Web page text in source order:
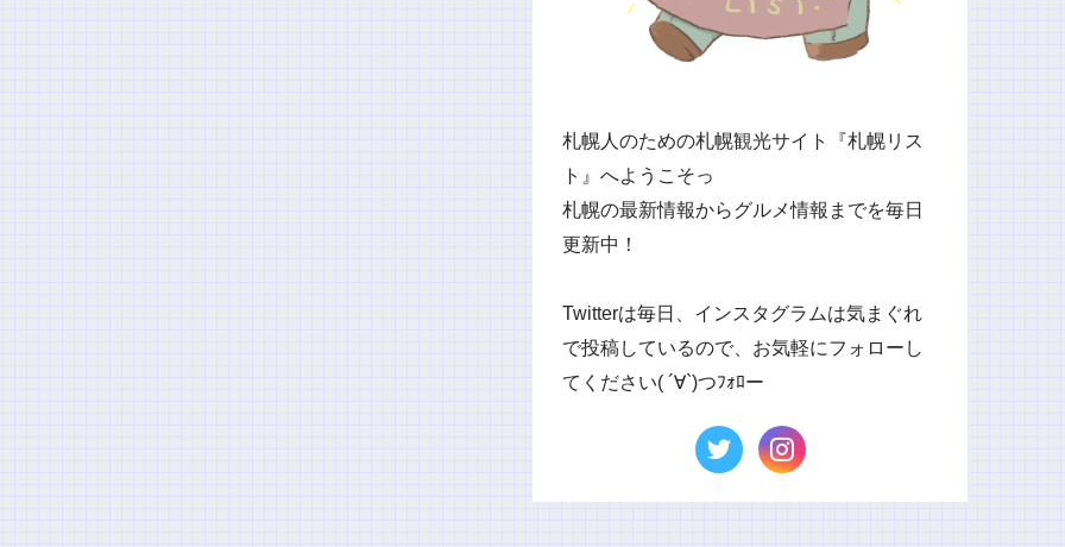
札幌人のための札幌観光サイト『札幌リス
ト』へようこそっ
札幌の最新情報からグルメ情報までを毎日
更新中！
Twitterは毎日、インスタグラムは気まぐれ
で投稿しているので、お気軽にフォローし
てください( ´∀`)つﾌｫﾛー